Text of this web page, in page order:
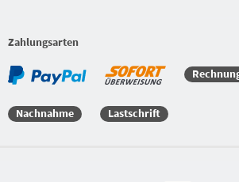
Zahlungsarten
Nachnahme Lastschrift